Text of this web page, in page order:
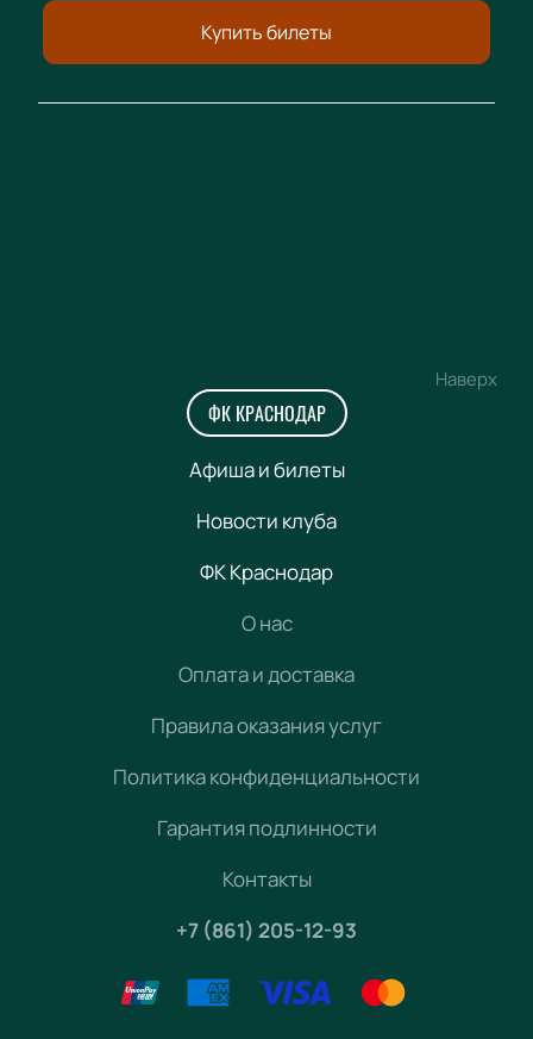
Купить билеты
Наверх
ФК КРАСНОДАР
Афиша и билеты
Новости клуба
ФК Краснодар
О нас
Оплата и доставка
Правила оказания услуг
Политика конфиденциальности
Гарантия подлинности
Контакты
+7 (861) 205-12-93